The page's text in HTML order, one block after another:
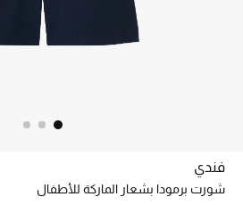
خصم حتى 70%
فندي
شورت برمودا بشعار الماركة للأطفال